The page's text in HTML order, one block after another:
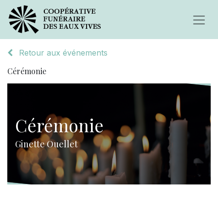
Retour aux événements
Cérémonie
Cérémonie
Ginette Ouellet